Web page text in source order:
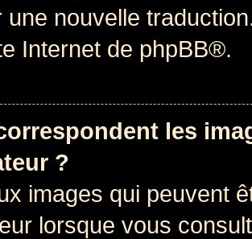
une nouvelle
Internet de phpBB®.
les
?
images qui peuvent
lorsque vous